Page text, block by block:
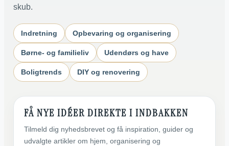
skub.
Indretning Opbevaring og organisering
Børne- og familieliv Udendørs og have
Boligtrends DIY og renovering
FÅ NYE IDÉER DIREKTE I INDBAKKEN
Tilmeld dig nyhedsbrevet og få inspiration, guider og
udvalgte artikler om hjem, organisering og